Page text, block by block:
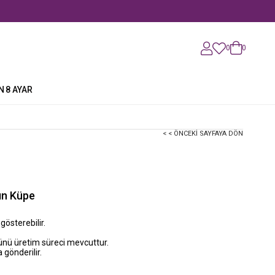
0 0
8 AYAR
< < ÖNCEKI SAYFAYA DÖN
Küpe
üretim süreci mevcuttur.
gönderilir.